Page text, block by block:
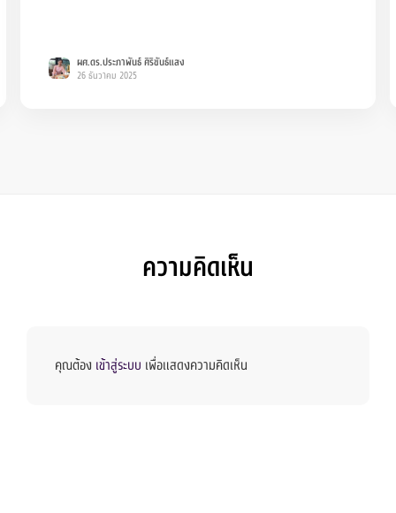
ผศ.ดร.ประภาพันธ์ ศิริขันธ์แสง
26 ธันวาคม 2025
ความคิดเห็น
คุณต้อง เข้าสู่ระบบ เพื่อแสดงความคิดเห็น